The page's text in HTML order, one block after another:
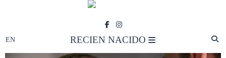
RECIEN NACIDO